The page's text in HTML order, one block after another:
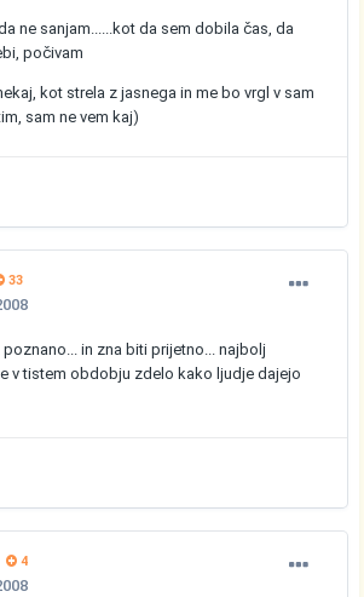
ne sanjam......kot da sem dobila čas, da
počivam
kot strela z jasnega in me bo vrgl v sam
sam ne vem kaj)
33
in zna biti prijetno... najbolj
v tistem obdobju zdelo kako ljudje dajejo
4